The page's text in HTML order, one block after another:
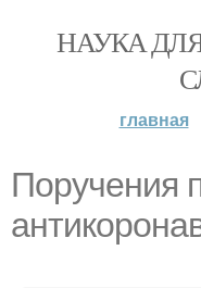
НАУКА
главная
Поручения